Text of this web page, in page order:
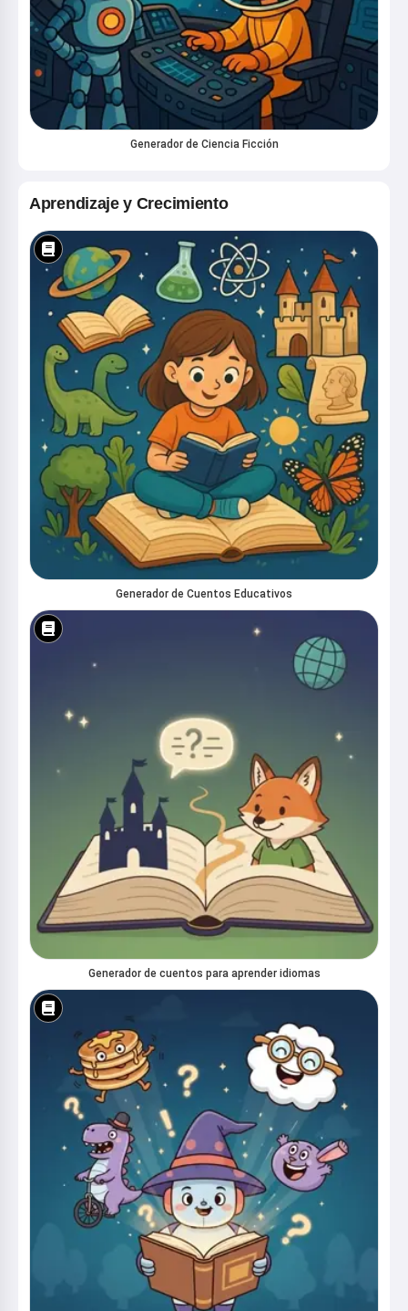
Generador de Ciencia Ficción
Aprendizaje y Crecimiento
Generador de Cuentos Educativos
Generador de cuentos para aprender idiomas